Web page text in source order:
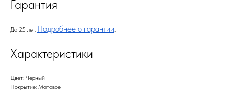
Гарантия
До 25 лет. Подробнее о гарантии.
Характеристики
Цвет: Черный
Покрытие: Матовое